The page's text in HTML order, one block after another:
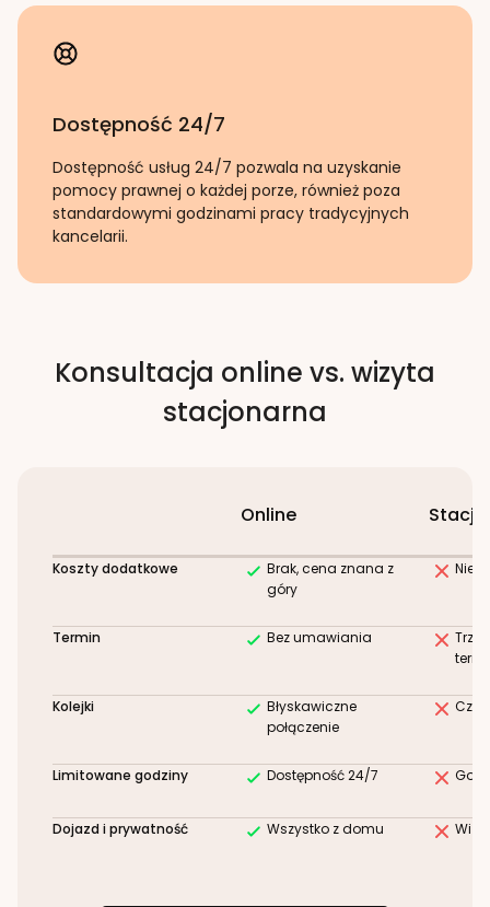
Dostępność 24/7
Dostępność usług 24/7 pozwala na uzyskanie
pomocy prawnej o każdej porze, również poza
standardowymi godzinami pracy tradycyjnych
kancelarii.
Konsultacja online vs. wizyta
stacjonarna
Online
Koszty dodatkowe
Brak, cena znana z
góry
Termin Bez umawiania
Kolejki
Błyskawiczne
połączenie
Limitowane godziny Dostępność 24/7
Dojazd i prywatność Wszystko z domu